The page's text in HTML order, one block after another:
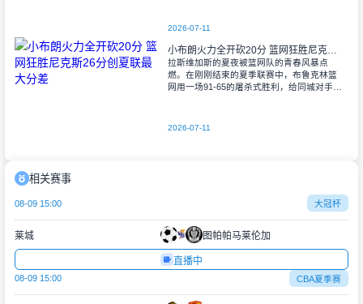
2026-07-11
小布朗火力全开砍20分 篮网狂胜尼克斯26分创夏联最大分差
拉斯维加斯的夏夜被篮网队的青春风暴点
燃。在刚刚结束的夏季联赛中，布鲁克林篮
网用一场91-65的屠杀式胜利，给同城对手尼
2026-07-11
相关赛事
08-09 15:00 大冠杯
莱城 图帕帕马莱伦加
直播中
08-09 15:00 CBA夏季赛